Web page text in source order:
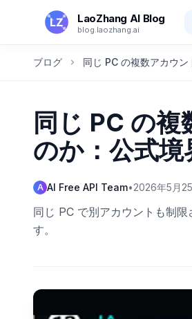
メインコンテンツへスキップ
LaoZhang AI Blog
blog.laozhang.ai
ブログ 同じ PC の複数アカウ
同じ PC の
のか：公式
A AI Free API Team•2026年5月
同じ PC で別アカウントも制
す。